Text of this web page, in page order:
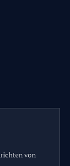
von